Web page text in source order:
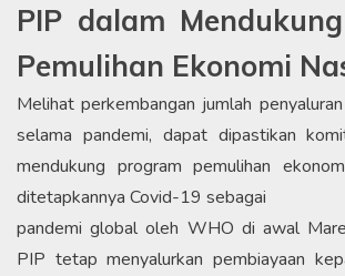
PIP dalam
Pemulihan Ekonomi
Melihat perkembangan jumlah
selama pandemi, dapat dipastikan
mendukung program pemulihan
ditetapkannya Covid-19 sebagai
pandemi global oleh WHO di awal
PIP tetap menyalurkan pembiayaan